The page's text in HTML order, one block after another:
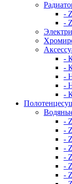
-
-
-
-
-
-
-
-
-
-
-
-
-
-